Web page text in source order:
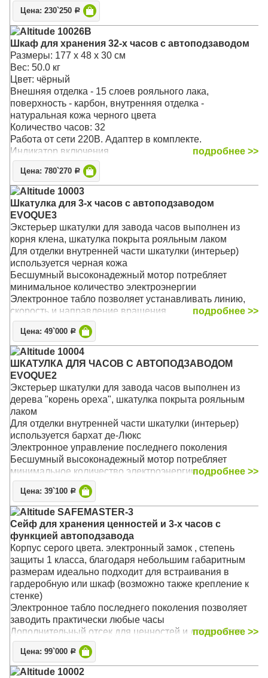
Работа от сети. Адаптер в комплекте.
Возможность программирования количества оборотов
в день (650, 900, 1300, 1850), программ от 0 до 4 (для
часов любой сложности).
Предусмотрены 3 варианта направления вращения.
Включение/выключение каждого звена производится
отдельно
Цена: 230`250 Р
Altitude 10026B
Шкаф для хранения 32-х часов с автоподзаводом
Размеры: 177 х 48 х 30 см
Вес: 50.0 кг
Цвет: чёрный
Внешняя отделка - 15 слоев рояльного лака,
поверхность - карбон, внутренняя отделка -
натуральная кожа черного цвета
Количество часов: 32
Работа от сети 220В. Адаптер в комплекте.
Индикатор включения
Замок повышенной секретности
3 направления вращения
Подходит для подзавода большинства часов
Бесшумный высоконадежный мотор потребляет
минимальное количество электроэнергии.
Имеется три ящика для хранения часов, ювелирных
украшений или документов
Лимитированная серия
Возможность выбора пользовательского режима и
регулировка количества оборотов
Основной режим - 1800 оборотов в сутки
Подушечка и держатель - универсальные, размер
регулируется под конкретные часы
подробнее >>
Цена: 780`270 Р
Altitude 10003
Шкатулка для 3-х часов с автоподзаводом
EVOQUE3
Экстерьер шкатулки для завода часов выполнен из
корня клена, шкатулка покрыта рояльным лаком
Для отделки внутренней части шкатулки (интерьер)
используется черная кожа
Бесшумный высоконадежный мотор потребляет
минимальное количество электроэнергии
Электронное табло позволяет устанавливать линию,
скорость и направление вращения
Работает от сети 220 В
Идеально подходит для автоподзавода большинства
механических часов
Есть встроенные программы, возможность выбора
пользовательского режима и регулировка количества
оборотов
Основной режим - 1800 оборотов в сутки
Подушечка и держатель - универсальные, размер
регулируется под конкретные часы
Материал: Дерево
Размер: 38 х 20 х21 см
подробнее >>
Цена: 49`000 Р
Altitude 10004
ШКАТУЛКА ДЛЯ ЧАСОВ С АВТОПОДЗАВОДОМ
EVOQUE2
Экстерьер шкатулки для завода часов выполнен из
дерева "корень ореха", шкатулка покрыта рояльным
лаком
Для отделки внутренней части шкатулки (интерьер)
используется бархат де-Люкс
Электронное управление последнего поколения
Бесшумный высоконадежный мотор потребляет
минимальное количество электроэнергии
Универсальный: работает от сети 220 В. Адаптер в
комплекте.
Идеально подходит для автоподзавода большинства
механических часов
Есть встроенные программы, возможность выбора
пользовательского режима и регулировка количества
оборотов
Основной режим - 1800 оборотов в сутки
Подушечка и держатель - универсальные, размер
регулируется под конкретные часы
Материал: Дерево
Размер: 31 х 20 х 22 см
подробнее >>
Цена: 39`100 Р
Altitude SAFEMASTER-3
Сейф для хранения ценностей и 3-х часов с
функцией автоподзавода
Корпус серого цвета. электронный замок , степень
защиты 1 класса, благодаря небольшим габаритным
размерам идеально подходит для встраивания в
гардеробную или шкаф (возможно также крепление к
стенке)
Электронное табло последнего поколения позволяет
заводить практически любые часы
Дополнительный отсек для ценностей и документов
Сертифицирован РосТест
Материал: Металл
Размер: 35 х 22 х25 см
подробнее >>
Цена: 99`000 Р
Altitude 10002